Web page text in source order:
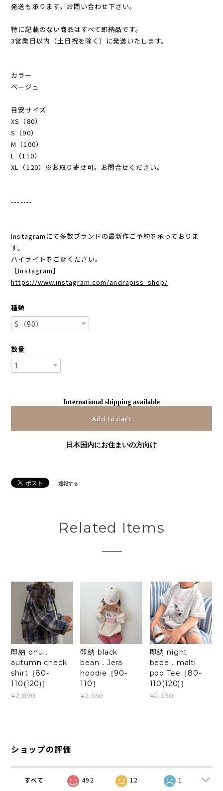
発送も承ります。お問い合わせ下さい。
特に記載のない商品はすべて即納品です。
3営業日以内（土日祝を除く）に発送いたします。
カラー
ベージュ
目安サイズ
XS（80）
S（90）
M（100）
L（110）
XL（120）※お取り寄せ可。お問合せください。
-------
Instagramにて多数ブランドの最新作ご予約を承っておりま
す。
ハイライトをご覧ください。
［Instagram］
https://www.instagram.com/andrapiss_shop/
種類
数量
International shipping available
Add to cart
日本国内にお住まいの方向け
通報する
Related Items
即納 onu．
autumn check
shirt［80-
110(120)］
¥2,890
即納 black
bean．Jera
hoodie［90-
110］
¥2,550
即納 night
bebe．malti
poo Tee［80-
110(120)］
¥2,390
ショップの評価
すべて 492 12 1